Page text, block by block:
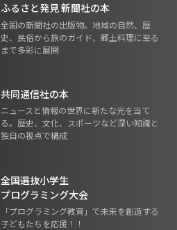
ふるさと発見 新聞社の本
全国の新聞社の出版物。地域の自然、歴
史、民俗から旅のガイド、郷土料理に至る
まで多彩に展開
共同通信社の本
ニュースと情報の世界に新たな光を当て
る。歴史、文化、スポーツなど深い知識と
独自の視点で構成
全国選抜小学生
プログラミング大会
「プログラミング教育」で未来を創造する
子どもたちを応援！！